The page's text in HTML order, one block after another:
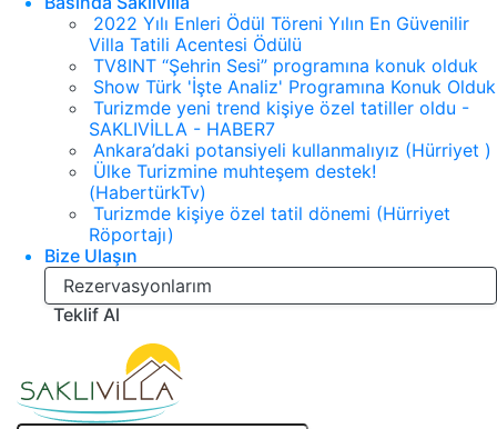
2022 Yılı Enleri Ödül Töreni Yılın En Güvenilir
Villa Tatili Acentesi Ödülü
TV8INT “Şehrin Sesi” programına konuk olduk
Show Türk 'İşte Analiz' Programına Konuk Olduk
Turizmde yeni trend kişiye özel tatiller oldu -
SAKLIVİLLA - HABER7
Ankara’daki potansiyeli kullanmalıyız (Hürriyet )
Ülke Turizmine muhteşem destek!
(HabertürkTv)
Turizmde kişiye özel tatil dönemi (Hürriyet
Röportajı)
Bize Ulaşın
Rezervasyonlarım
Teklif Al